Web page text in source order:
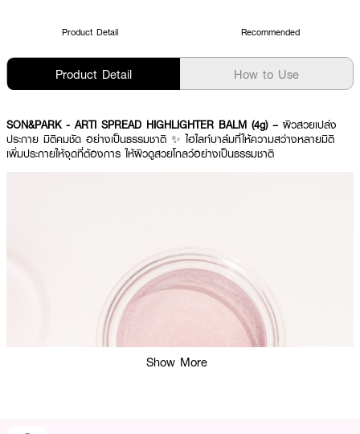
Product Detail Recommended
Product Detail How to Use
SON&PARK - ARTI SPREAD HIGHLIGHTER BALM (4g) – ผิวสวยเปล่ง
ประกาย มิติคมชัด อย่างเป็นธรรมชาติ ✨ ไฮไลท์บาล์มที่ให้ความสว่างหลายมิติ
เพิ่มประกายให้จุดที่ต้องการ ให้ผิวดูสวยโกลว์อย่างเป็นธรรมชาติ
Show More